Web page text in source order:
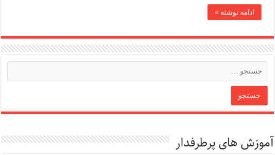
ادامه نوشته »
آموزش های پرطرفدار